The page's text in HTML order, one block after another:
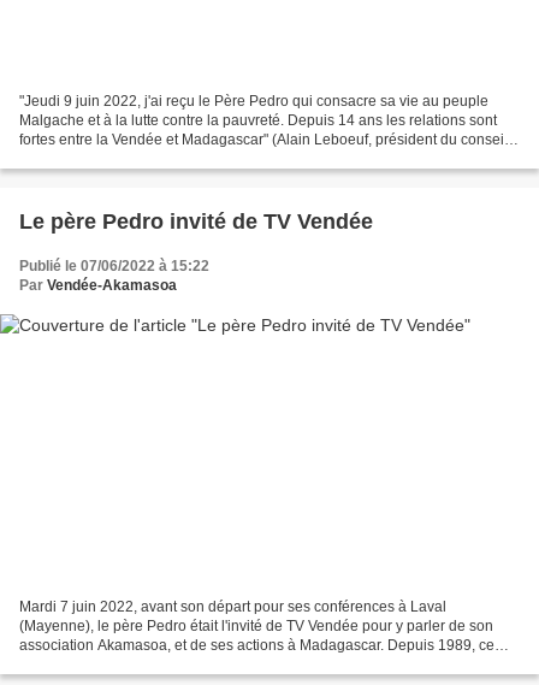
"Jeudi 9 juin 2022, j'ai reçu le Père Pedro qui consacre sa vie au peuple
Malgache et à la lutte contre la pauvreté. Depuis 14 ans les relations sont
fortes entre la Vendée et Madagascar" (Alain Leboeuf, président du conseil
Le père Pedro invité de TV Vendée
Publié le 07/06/2022 à 15:22
Par Vendée-Akamasoa
Mardi 7 juin 2022, avant son départ pour ses conférences à Laval
(Mayenne), le père Pedro était l'invité de TV Vendée pour y parler de son
association Akamasoa, et de ses actions à Madagascar. Depuis 1989, ce